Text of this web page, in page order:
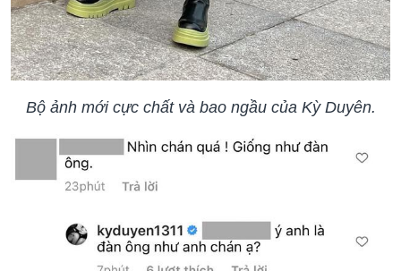
Bộ ảnh mới cực chất và bao ngầu của Kỳ Duyên.